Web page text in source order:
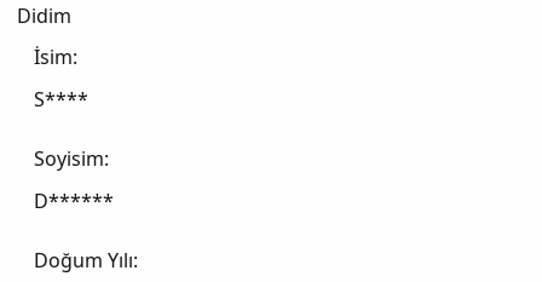
Didim
İsim
S****
Soyisim
D******
Doğum Yılı